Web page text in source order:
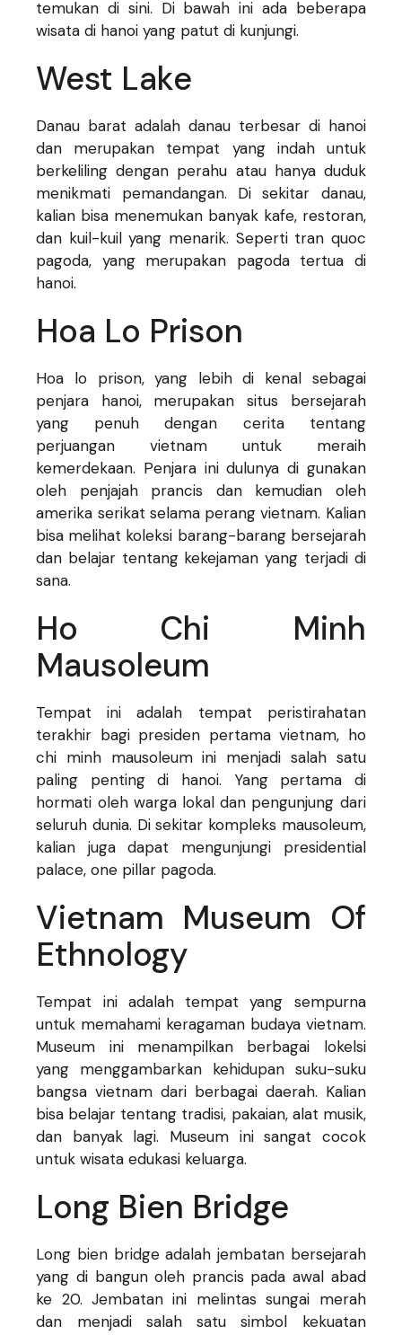
temukan di sini. Di bawah ini ada beberapa
wisata di hanoi yang patut di kunjungi.
West Lake
Danau barat adalah danau terbesar di hanoi
dan merupakan tempat yang indah untuk
berkeliling dengan perahu atau hanya duduk
menikmati pemandangan. Di sekitar danau,
kalian bisa menemukan banyak kafe, restoran,
dan kuil-kuil yang menarik. Seperti tran quoc
pagoda, yang merupakan pagoda tertua di
hanoi.
Hoa Lo Prison
Hoa lo prison, yang lebih di kenal sebagai
penjara hanoi, merupakan situs bersejarah
yang penuh dengan cerita tentang
perjuangan vietnam untuk meraih
kemerdekaan. Penjara ini dulunya di gunakan
oleh penjajah prancis dan kemudian oleh
amerika serikat selama perang vietnam. Kalian
bisa melihat koleksi barang-barang bersejarah
dan belajar tentang kekejaman yang terjadi di
sana.
Ho Chi Minh
Mausoleum
Tempat ini adalah tempat peristirahatan
terakhir bagi presiden pertama vietnam, ho
chi minh mausoleum ini menjadi salah satu
paling penting di hanoi. Yang pertama di
hormati oleh warga lokal dan pengunjung dari
seluruh dunia. Di sekitar kompleks mausoleum,
kalian juga dapat mengunjungi presidential
palace, one pillar pagoda.
Vietnam Museum Of
Ethnology
Tempat ini adalah tempat yang sempurna
untuk memahami keragaman budaya vietnam.
Museum ini menampilkan berbagai lokelsi
yang menggambarkan kehidupan suku-suku
bangsa vietnam dari berbagai daerah. Kalian
bisa belajar tentang tradisi, pakaian, alat musik,
dan banyak lagi. Museum ini sangat cocok
untuk wisata edukasi keluarga.
Long Bien Bridge
Long bien bridge adalah jembatan bersejarah
yang di bangun oleh prancis pada awal abad
ke 20. Jembatan ini melintas sungai merah
dan menjadi salah satu simbol kekuatan